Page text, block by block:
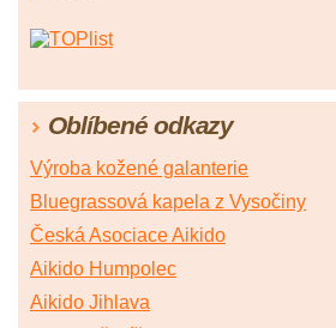
Oblíbené odkazy
Výroba kožené galanterie
Bluegrassová kapela z Vysočiny
Česká Asociace Aikido
Aikido Humpolec
Aikido Jihlava